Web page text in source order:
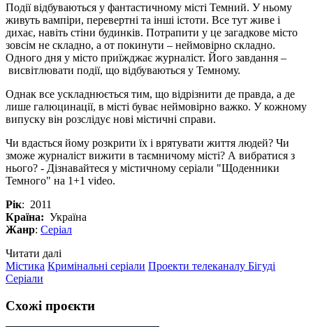
Події відбуваються у фантастичному місті Темний. У ньому
живуть вампіри, перевертні та інші істоти. Все тут живе і
дихає, навіть стіни будинків. Потрапити у це загадкове місто
зовсім не складно, а от покинути – неймовірно складно.
Одного дня у місто приїжджає журналіст. Його завдання –
висвітлювати події, що відбуваються у Темному.
Однак все ускладнюється тим, що відрізнити де правда, а де
лише галюцинації, в місті буває неймовірно важко. У кожному
випуску він розслідує нові містичні справи.
Чи вдасться йому розкрити їх і врятувати життя людей? Чи
зможе журналіст вижити в таємничому місті? А вибратися з
нього? - Дізнавайтеся у містичному серіали "Щоденники
Темного" на 1+1 video.
Рік: 2011
Країна: Україна
Жанр: Серіал
Читати далі
Містика Кримінальні серіали Проекти телеканалу Бігуді
Серіали
Схожі проєкти